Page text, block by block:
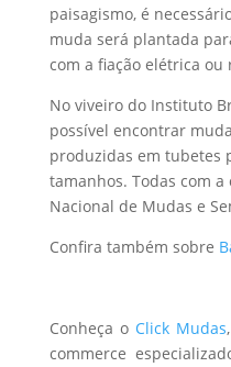
paisagismo, é
muda será plantada
com a fiação elétrica ou
No viveiro do Instituto
possível encontrar
produzidas em tubetes
tamanhos. Todas com
Nacional de Mudas e
Confira também sobre
Conheça o Click Mudas
commerce